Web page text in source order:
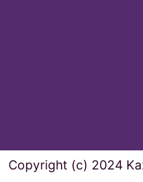
Copyright (c) 2024